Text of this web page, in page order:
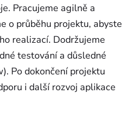
Pracujeme agilně a
o průběhu projektu, abyste
realizací. Dodržujeme
testování a důsledné
Po dokončení projektu
i další rozvoj aplikace